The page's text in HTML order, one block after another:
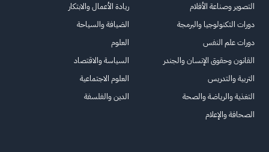
التصوير وصناعة الأفلام
دورات التكنولوجيا والبرمجة
دورات علم النفس
القانون وحقوق الإنسان والجندر
التربية والتدريس
التغذية والرياضة والصحة
الصحافة والإعلام
ريادة الأعمال والابتكار
الضيافة والسياحة
العلوم
السياسة والاقتصاد
العلوم الاجتماعية
الدين والفلسفة